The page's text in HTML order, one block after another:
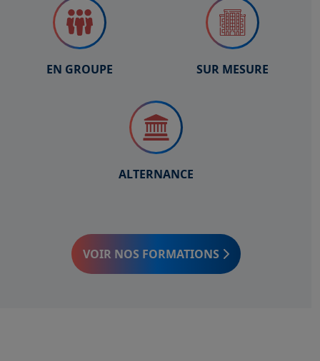
EN GROUPE SUR MESURE
ALTERNANCE
VOIR NOS FORMATIONS